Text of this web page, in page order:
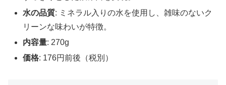
水の品質: ミネラル入りの水を使用し、雑味のないク
リーンな味わいが特徴。
内容量: 270g
価格: 176円前後（税別）